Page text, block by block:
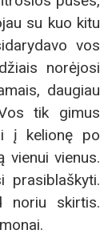
su kuo kitu
vos
norėjosi
daugiau
tik gimus
į kelionę po
vienui vienus.
prasiblaškyti.
noriu skirtis.